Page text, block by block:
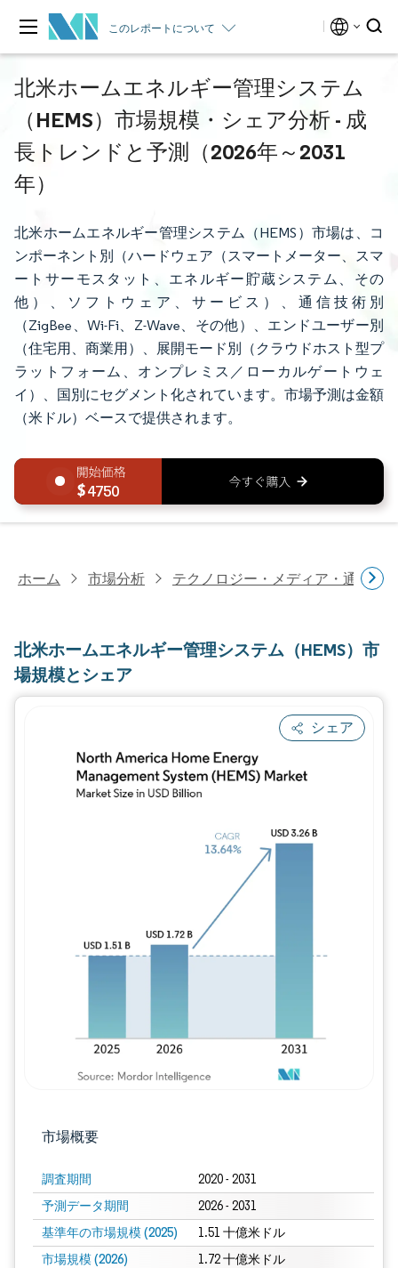
このレポートについて
北米ホームエネルギー管理システム
（HEMS）市場規模・シェア分析 - 成
長トレンドと予測（2026年～2031
年）
北米ホームエネルギー管理システム（HEMS）市場は、コ
ンポーネント別（ハードウェア（スマートメーター、スマ
ートサーモスタット、エネルギー貯蔵システム、その
他）、ソフトウェア、サービス）、通信技術別
（ZigBee、Wi-Fi、Z-Wave、その他）、エンドユーザー別
（住宅用、商業用）、展開モード別（クラウドホスト型プ
ラットフォーム、オンプレミス／ローカルゲートウェ
イ）、国別にセグメント化されています。市場予測は金額
（米ドル）ベースで提供されます。
4750
ホーム 市場分析 テクノロジー・メディア・通信研
北米ホームエネルギー管理システム（HEMS）市
場規模とシェア
シェア
市場概要
調査期間 2020 - 2031
予測データ期間 2026 - 2031
基準年の市場規模 (2025) 1.51 十億米ドル
市場規模 (2026) 1.72 十億米ドル
画像 © Mordor Intelligence。再利用には